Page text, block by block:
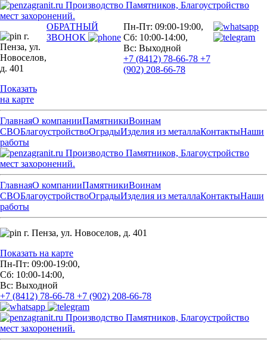
Производство Памятников, Благоустройство
мест захоронений.
г.
Пенза, ул.
Новоселов,
д. 401
Показать
на карте
ОБРАТНЫЙ
ЗВОНОК
Пн-Пт: 09:00-19:00,
Сб: 10:00-14:00,
Вс: Выходной
+7 (8412) 78-66-78 +7
(902) 208-66-78
ГлавнаяО компанииПамятникиВоинам
СВОБлагоустройствоОградыИзделия из металлаКонтактыНаши
работы
Производство Памятников, Благоустройство
мест захоронений.
ГлавнаяО компанииПамятникиВоинам
СВОБлагоустройствоОградыИзделия из металлаКонтактыНаши
работы
г. Пенза, ул. Новоселов, д. 401
Показать на карте
Пн-Пт: 09:00-19:00,
Сб: 10:00-14:00,
Вс: Выходной
+7 (8412) 78-66-78 +7 (902) 208-66-78
Производство Памятников, Благоустройство
мест захоронений.